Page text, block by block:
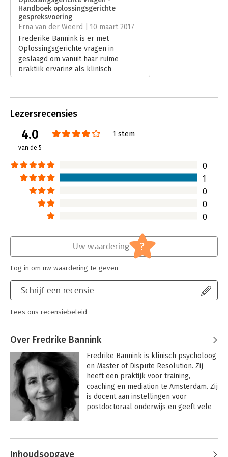
Hoofdrubriek: Psychologie
Handboek oplossingsgerichte
gespreksvoering
Erna van der Weerd | 10 maart 2017
Frederike Bannink is er met
Oplossingsgerichte vragen in
geslaagd om vanuit haar ruime
praktijk ervaring als klinisch
psycholoog een boek te schrijven dat
op een positievere toekomst te
richten.
Lezersrecensies
4.0
van de 5
1 stem
0
1
0
0
0
Schrijf een recensie
Lees ons recensiebeleid
Uw waardering ?
Log in om uw waardering te geven
Over Fredrike Bannink
Fredrike Bannink is klinisch psycholoog
en Master of Dispute Resolution. Zij
heeft een praktijk voor training,
coaching en mediation te Amsterdam. Zij
is docent aan instellingen voor
postdoctoraal onderwijs en geeft vele
oplossingsgerichte therapie, coaching,
Andere boeken door Fredrike
Bannink
Inhoudsopgave